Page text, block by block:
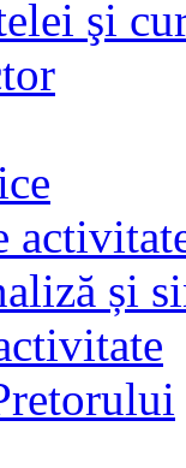
şi
și